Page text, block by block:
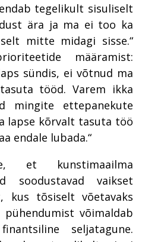
tegelikult sisuliselt
ära ja ma ei too ka
mitte midagi sisse.“
määramist:
sündis, ei võtnud ma
tööd. Varem ikka
mingite ettepanekute
lapse kõrvalt tasuta töö
endale lubada.“
et kunstimaailma
soodustavad vaikset
kus tõsiselt võetavaks
pühendumist võimaldab
seljatagune.